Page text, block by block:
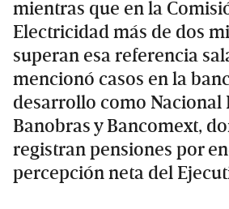
mientras que en la
Electricidad más de dos
superan esa referencia
mencionó casos en la
desarrollo como Nacional
Banobras y Bancomext,
registran pensiones por
percepción neta del